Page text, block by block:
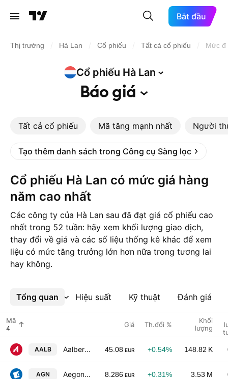
Bắt đầu
Thị trường Hà Lan Cổ phiếu Tất cả cổ phiếu Mức
Cổ phiếu Hà Lan
Báogiá
Tất cả cổ phiếu Mã tăng mạnh nhất Người
Tạo thêm danh sách trong Công cụ Sàng lọc
Cổ phiếu Hà Lan có mức giá hàng
năm cao nhất
Các công ty của Hà Lan sau đã đạt giá cổ phiếu cao
nhất trong 52 tuần: hãy xem khối lượng giao dịch,
thay đổi về giá và các số liệu thống kê khác để xem
liệu có mức tăng trưởng lớn hơn nữa trong tương lai
hay không.
Tổng quan Hiệu suất Kỹ thuật Đánh giá
Xem thêm
Mã Giá Th.đổi %
Khối
lượng
AALB Aalberts N.V. 45.08 EUR +0.54% 148.82 K
AGN Aegon Ltd. 8.286 EUR +0.31% 3.53 M